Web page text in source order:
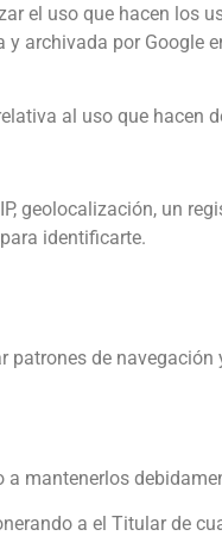
el uso que hacen los
archivada por Google
al uso que hacen
geolocalización, un
identificarte.
de
mantenerlos
a el Titular de